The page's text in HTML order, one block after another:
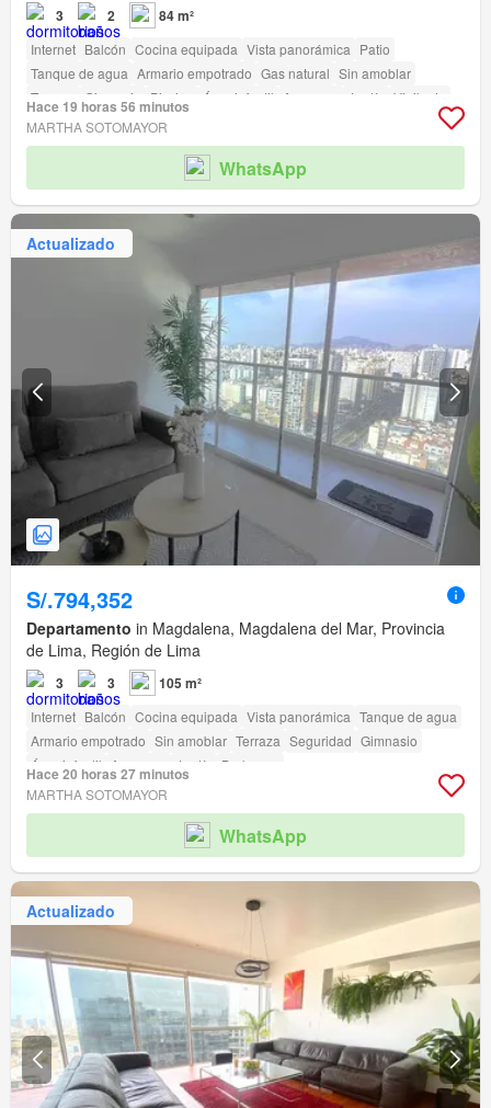
3 2 84 m²
Internet Balcón Cocina equipada Vista panorámica Patio
Tanque de agua Armario empotrado Gas natural Sin amoblar
Terraza
Gimnasio Piscina Área infantil Ascensor Jardín
Vigilante
Barbacoa Acceso para personas con discapacidad
Hace 19 horas 56 minutos
MARTHA SOTOMAYOR
WhatsApp
Actualizado
S/.794,352
Departamento in Magdalena, Magdalena del Mar, Provincia
de Lima, Región de Lima
3 3 105 m²
Internet Balcón Cocina equipada Vista panorámica Tanque de agua
Armario empotrado Sin amoblar Terraza Seguridad Gimnasio
Área infantil
Ascensor Jardín
Barbacoa
Acceso para personas con discapacidad
Hace 20 horas 27 minutos
MARTHA SOTOMAYOR
WhatsApp
Actualizado